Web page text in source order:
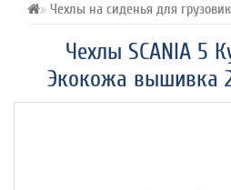
Чехлы на сиденья для
Чехлы SCANIA 5
Экокожа вышивка